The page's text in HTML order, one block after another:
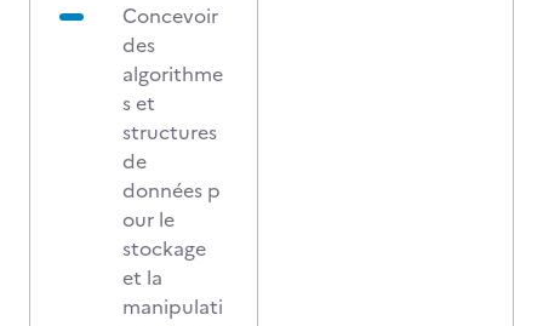
Concevoir
des
algorithme
s et
structures
de
données p
our le
stockage
et la
manipulati